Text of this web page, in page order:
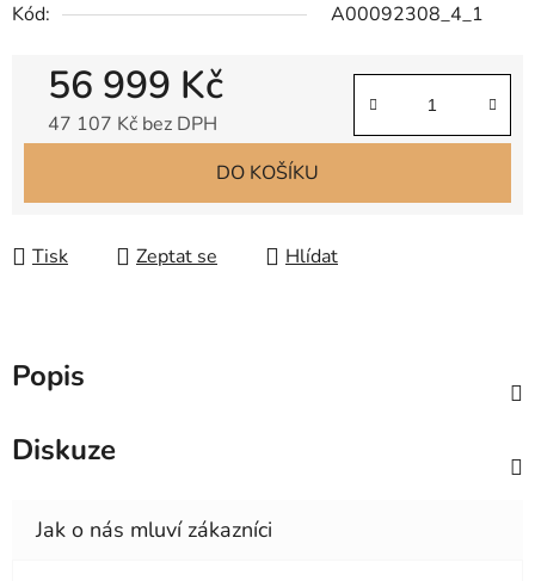
Kód:
A00092308_4_1
56 999 Kč
47 107 Kč bez DPH
DO KOŠÍKU
Tisk Zeptat se Hlídat
Popis
Diskuze